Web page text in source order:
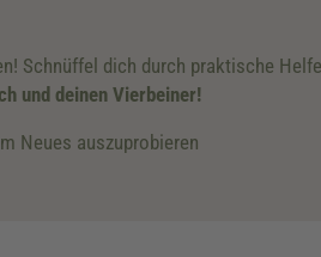
Schnüffel dich durch praktische
und deinen Vierbeiner!
Neues auszuprobieren